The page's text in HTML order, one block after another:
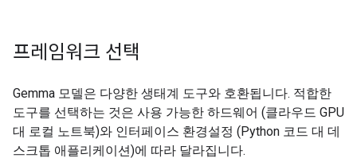
프레임워크 선택
Gemma 모델은 다양한 생태계 도구와 호환됩니다. 적합한
도구를 선택하는 것은 사용 가능한 하드웨어 (클라우드 GPU
대 로컬 노트북)와 인터페이스 환경설정 (Python 코드 대 데
스크톱 애플리케이션)에 따라 달라집니다.